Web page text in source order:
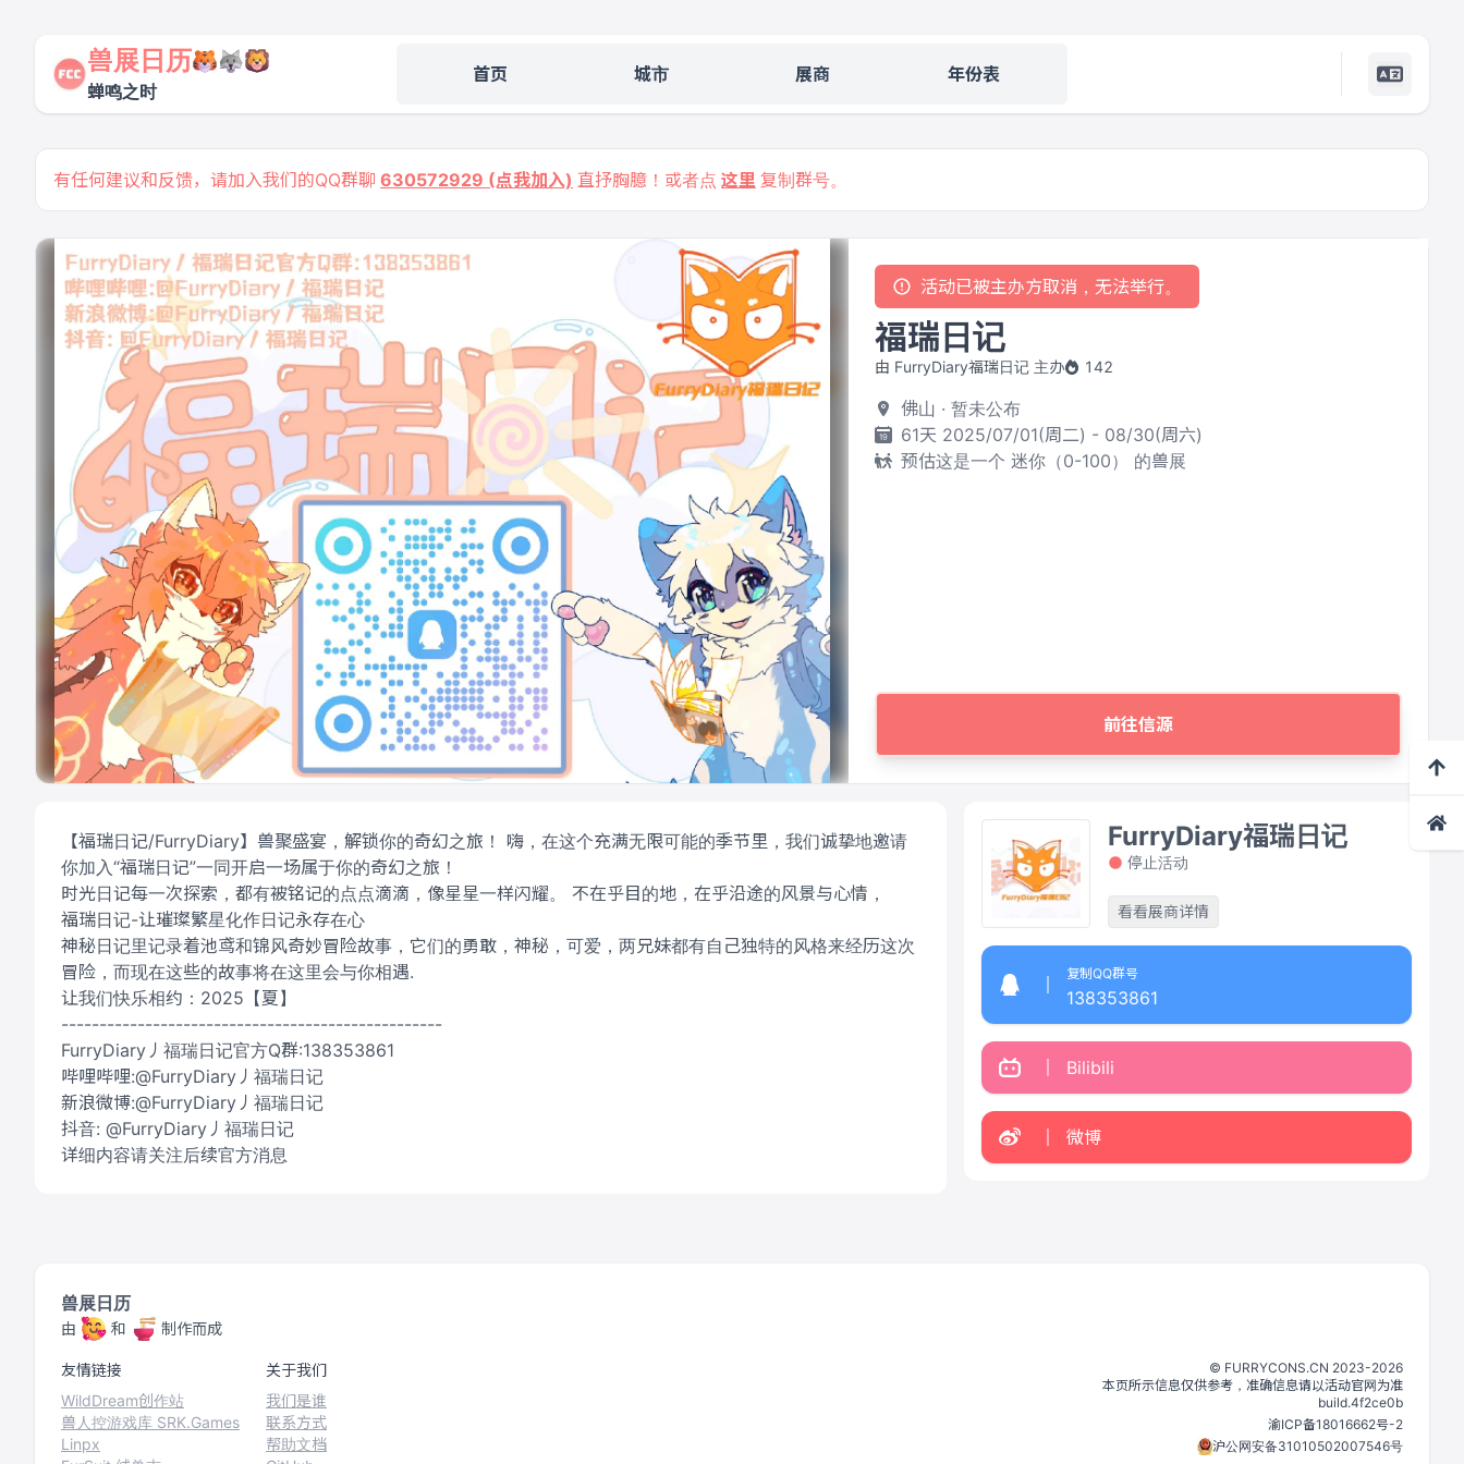
兽展日历
蝉鸣之时
首页 城市 展商 年份表
有任何建议和反馈，请加入我们的QQ群聊 630572929 (点我加入) 直抒胸臆！或者点 这里 复制群号。
活动已被主办方取消，无法举行。
福瑞日记
由 FurryDiary福瑞日记 主办 142
佛山 · 暂未公布
61天 2025/07/01(周二) - 08/30(周六)
预估这是一个 迷你（0-100） 的兽展
前往信源
【福瑞日记/FurryDiary】兽聚盛宴，解锁你的奇幻之旅！ 嗨，在这个充满无限可能的季节里，我们诚挚地邀请
你加入“福瑞日记”一同开启一场属于你的奇幻之旅！
时光日记每一次探索，都有被铭记的点点滴滴，像星星一样闪耀。 不在乎目的地，在乎沿途的风景与心情，
福瑞日记-让璀璨繁星化作日记永存在心
神秘日记里记录着池鸢和锦风奇妙冒险故事，它们的勇敢，神秘，可爱，两兄妹都有自己独特的风格来经历这次
冒险，而现在这些的故事将在这里会与你相遇.
让我们快乐相约：2025【夏】
--------------------------------------------------
FurryDiary丿福瑞日记官方Q群:138353861
哔哩哔哩:@FurryDiary丿福瑞日记
新浪微博:@FurryDiary丿福瑞日记
抖音: @FurryDiary丿福瑞日记
详细内容请关注后续官方消息
FurryDiary福瑞日记
停止活动
看看展商详情
复制QQ群号
138353861
Bilibili
微博
兽展日历
由 和 制作而成
友情链接
WildDream创作站
兽人控游戏库 SRK.Games
Linpx
关于我们
我们是谁
联系方式
帮助文档
©️ FURRYCONS.CN 2023-2026
本页所示信息仅供参考，准确信息请以活动官网为准
build.4f2ce0b
渝ICP备18016662号-2
沪公网安备31010502007546号